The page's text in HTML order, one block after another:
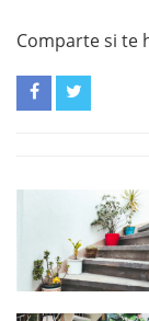
Comparte si te